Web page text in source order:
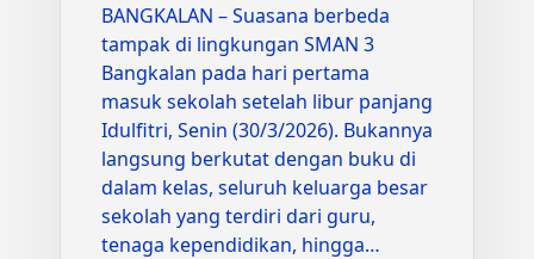
BANGKALAN – Suasana berbeda
tampak di lingkungan SMAN 3
Bangkalan pada hari pertama
masuk sekolah setelah libur panjang
Idulfitri, Senin (30/3/2026). Bukannya
langsung berkutat dengan buku di
dalam kelas, seluruh keluarga besar
sekolah yang terdiri dari guru,
tenaga kependidikan, hingga…